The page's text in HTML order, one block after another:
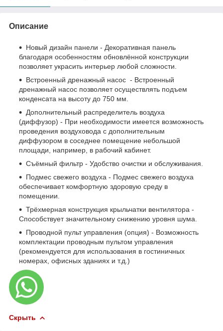
Описание
Новый дизайн панели - Декоративная панель
благодаря особенностям обновлённой конструкции
позволяет украсить интерьер любой сложности.
Встроенный дренажный насос - Встроенный
дренажный насос позволяет осуществлять подъем
конденсата на высоту до 750 мм.
Дополнительный распределитель воздуха
(диффузор) - При необходимости имеется возможность
проведения воздуховода с дополнительным
диффузором в соседнее помещение небольшой
площади, например, в рабочий кабинет.
Съёмный фильтр - Удобство очистки и обслуживания.
Подмес свежего воздуха - Подмес свежего воздуха
обеспечивает комфортную здоровую среду в
помещении.
Трёхмерная конструкция крыльчатки вентилятора -
Способствует значительному снижению уровня шума.
Проводной пульт управления (опция) - Возможность
комплектации проводным пультом управления
(рекомендуется для использования в гостиничных
номерах, офисных зданиях и т.д.)
Скрыть